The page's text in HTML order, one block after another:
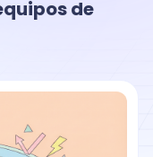
de